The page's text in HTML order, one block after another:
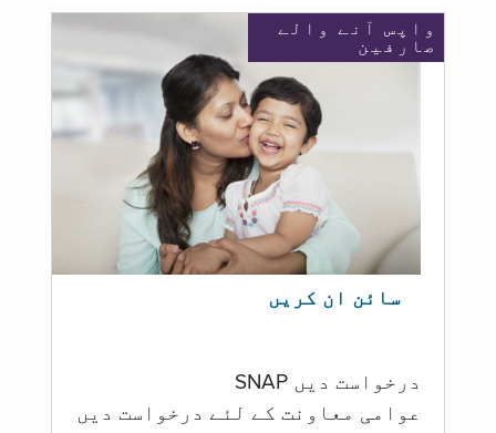
واپس آنے والے
صارفین
سائن ان کریں
درخواست دیں SNAP
عوامی معاونت کے لئے درخواست دیں